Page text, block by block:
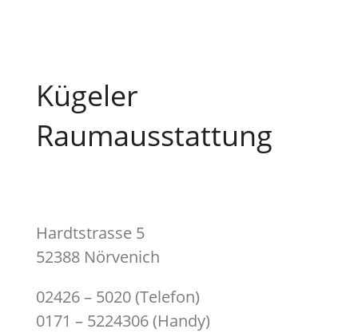
Kügeler
Raumausstattung
Hardtstrasse 5
52388 Nörvenich
02426 – 5020 (Telefon)
0171 – 5224306 (Handy)